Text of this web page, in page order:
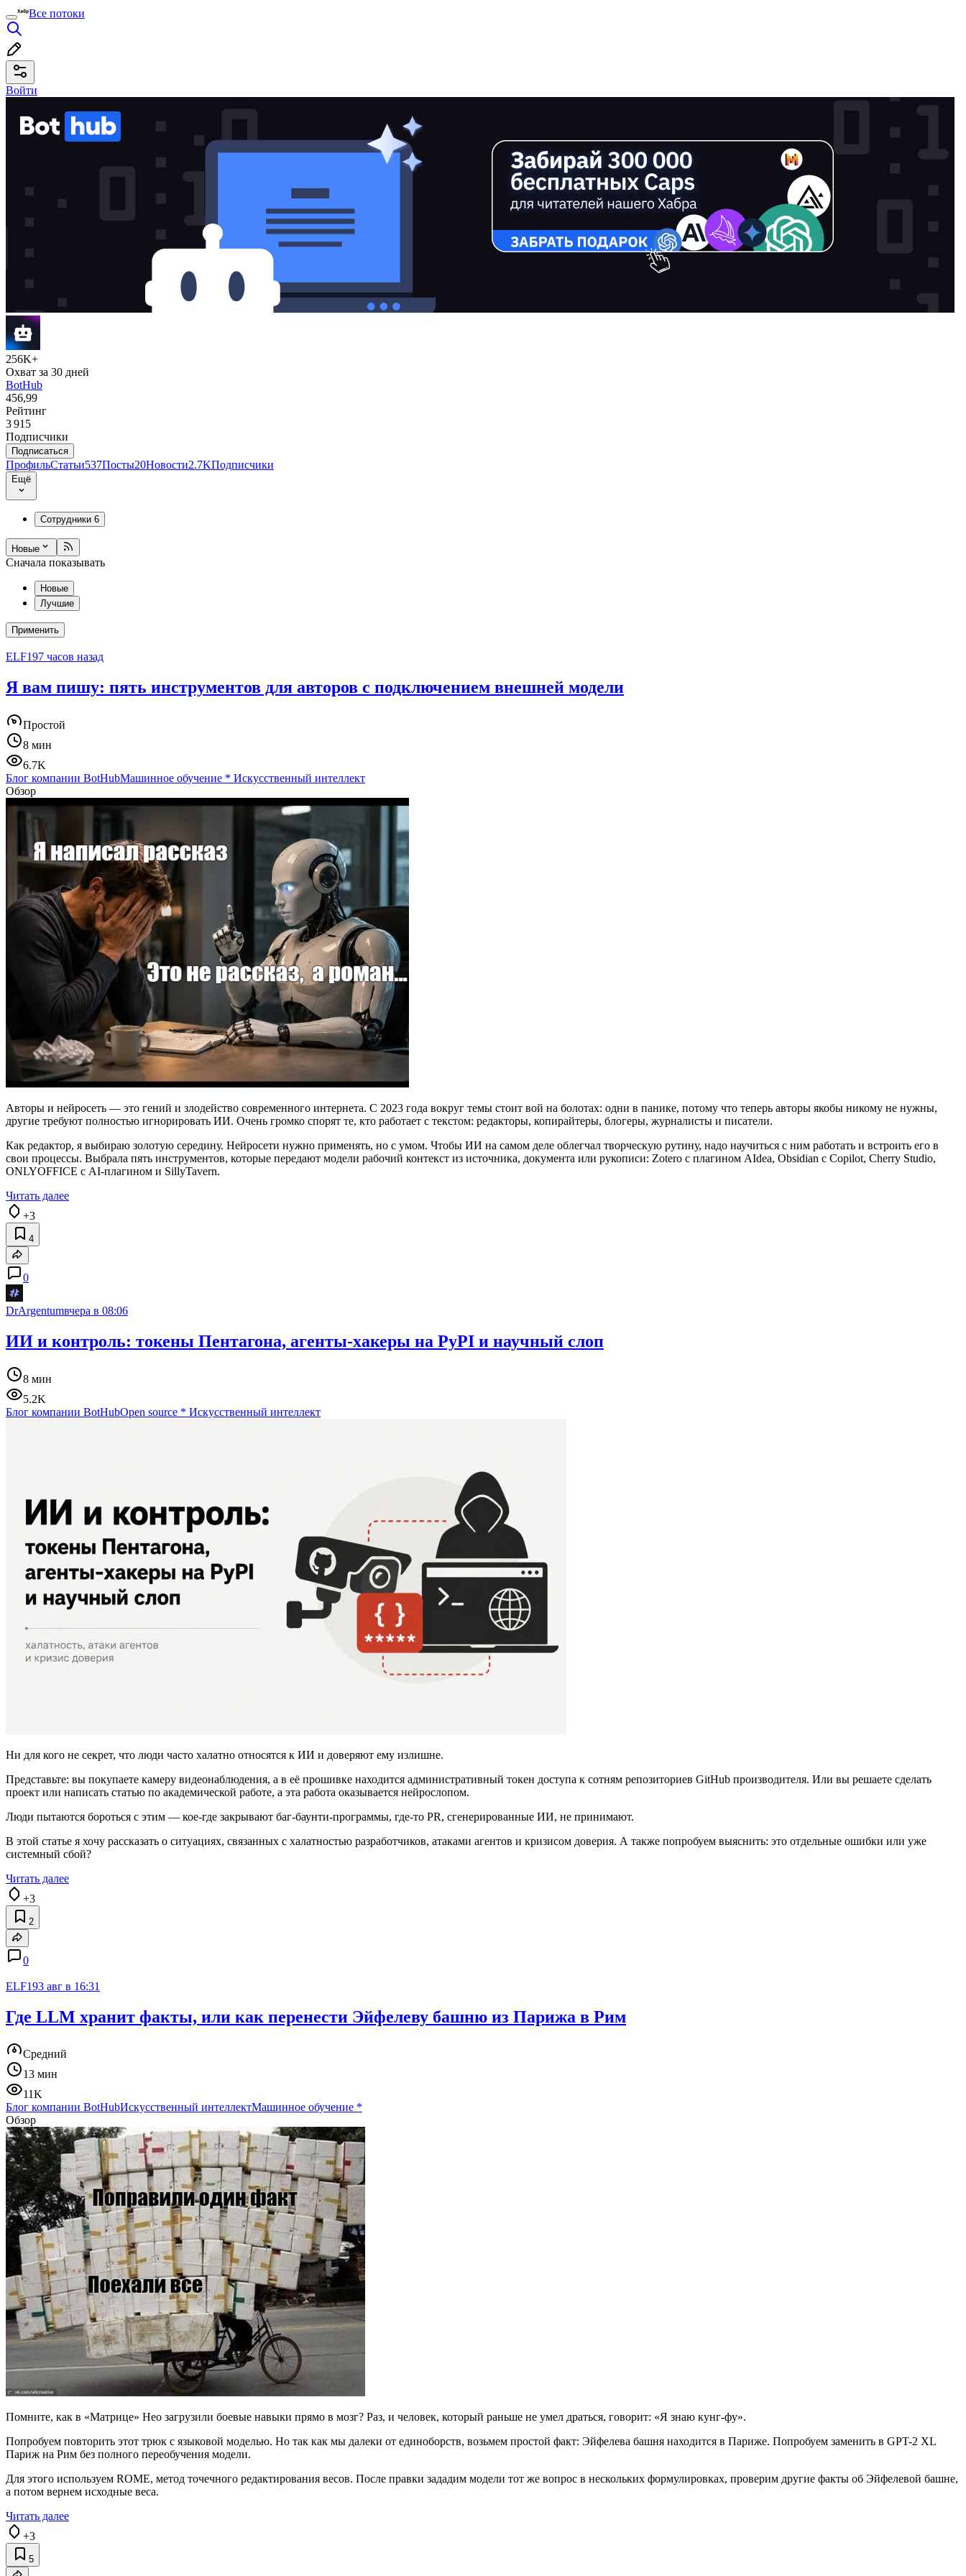
Все потоки
Войти
256K+
Охват за 30 дней
BotHub
456,99
Рейтинг
3 915
Подписчики
Подписаться
ПрофильСтатьи537Посты20Новости2.7KПодписчики
Ещё
Сотрудники 6
Новые
Сначала показывать
Новые
Лучшие
Применить
ELF197 часов назад
Я вам пишу: пять инструментов для авторов с подключением внешней модели
Простой
8 мин
6.7K
Блог компании BotHubМашинное обучение * Искусственный интеллект
Обзор
Авторы и нейросеть — это гений и злодейство современного интернета. С 2023 года вокруг темы стоит вой на болотах: одни в панике, потому что теперь авторы якобы никому не нужны,
другие требуют полностью игнорировать ИИ. Очень громко спорят те, кто работает с текстом: редакторы, копирайтеры, блогеры, журналисты и писатели.
Как редактор, я выбираю золотую середину. Нейросети нужно применять, но с умом. Чтобы ИИ на самом деле облегчал творческую рутину, надо научиться с ним работать и встроить его в
свои процессы. Выбрала пять инструментов, которые передают модели рабочий контекст из источника, документа или рукописи: Zotero с плагином AIdea, Obsidian с Copilot, Cherry Studio,
ONLYOFFICE с AI-плагином и SillyTavern.
Читать далее
+3
4
0
DrArgentumвчера в 08:06
ИИ и контроль: токены Пентагона, агенты-хакеры на PyPI и научный слоп
8 мин
5.2K
Блог компании BotHubOpen source * Искусственный интеллект
Ни для кого не секрет, что люди часто халатно относятся к ИИ и доверяют ему излишне.
Представьте: вы покупаете камеру видеонаблюдения, а в её прошивке находится административный токен доступа к сотням репозиториев GitHub производителя. Или вы решаете сделать
проект или написать статью по академической работе, а эта работа оказывается нейрослопом.
Люди пытаются бороться с этим — кое-где закрывают баг-баунти-программы, где-то PR, сгенерированные ИИ, не принимают.
В этой статье я хочу рассказать о ситуациях, связанных с халатностью разработчиков, атаками агентов и кризисом доверия. А также попробуем выяснить: это отдельные ошибки или уже
системный сбой?
Читать далее
+3
2
0
ELF193 авг в 16:31
Где LLM хранит факты, или как перенести Эйфелеву башню из Парижа в Рим
Средний
13 мин
11K
Блог компании BotHubИскусственный интеллектМашинное обучение *
Обзор
Помните, как в «Матрице» Нео загрузили боевые навыки прямо в мозг? Раз, и человек, который раньше не умел драться, говорит: «Я знаю кунг-фу».
Попробуем повторить этот трюк с языковой моделью. Но так как мы далеки от единоборств, возьмем простой факт: Эйфелева башня находится в Париже. Попробуем заменить в GPT-2 XL
Париж на Рим без полного переобучения модели.
Для этого используем ROME, метод точечного редактирования весов. После правки зададим модели тот же вопрос в нескольких формулировках, проверим другие факты об Эйфелевой башне,
а потом вернем исходные веса.
Читать далее
+3
5